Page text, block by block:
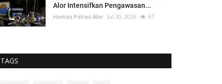
Alor Intensifkan Pengawasan...
Humas Polres Alor Jul 30, 2026 67
TAGS